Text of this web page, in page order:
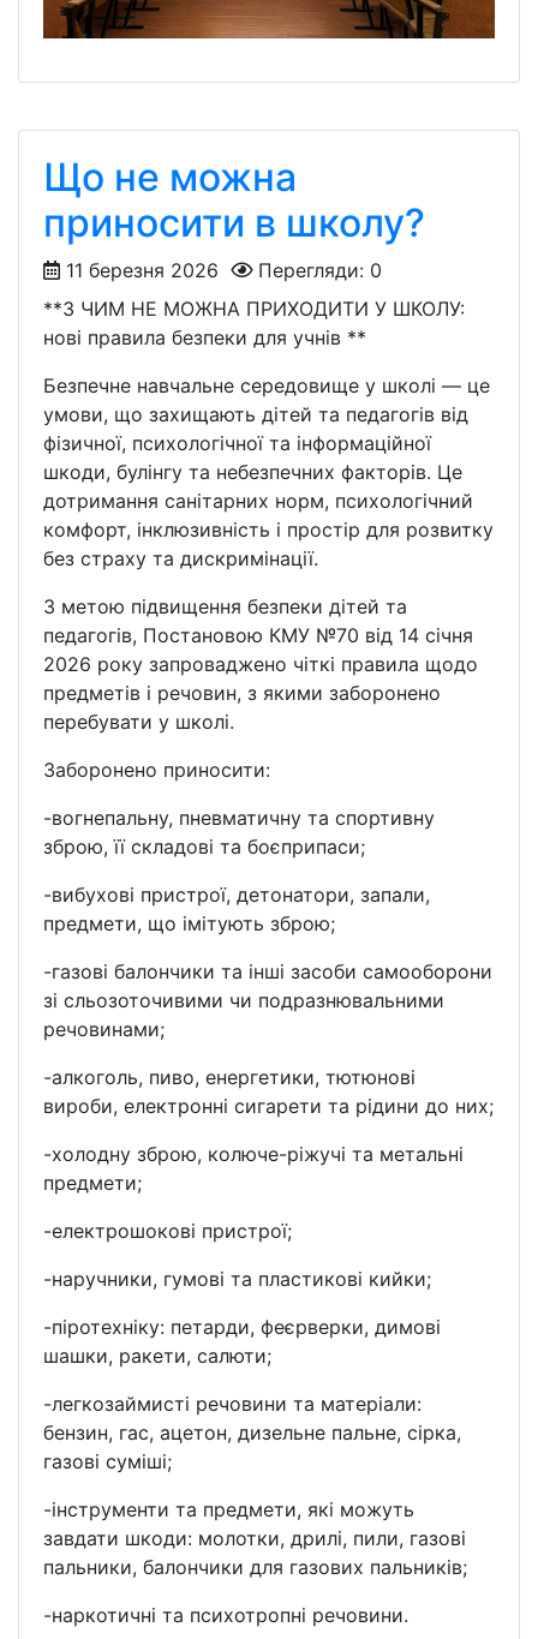
Що не можна
приносити в школу?
11 березня 2026
Перегляди: 0
**З ЧИМ НЕ МОЖНА ПРИХОДИТИ У ШКОЛУ:
нові правила безпеки для учнів **
Безпечне навчальне середовище у школі — це
умови, що захищають дітей та педагогів від
фізичної, психологічної та інформаційної
шкоди, булінгу та небезпечних факторів. Це
дотримання санітарних норм, психологічний
комфорт, інклюзивність і простір для розвитку
без страху та дискримінації.
З метою підвищення безпеки дітей та
педагогів, Постановою КМУ №70 від 14 січня
2026 року запроваджено чіткі правила щодо
предметів і речовин, з якими заборонено
перебувати у школі.
Заборонено приносити:
-вогнепальну, пневматичну та спортивну
зброю, її складові та боєприпаси;
-вибухові пристрої, детонатори, запали,
предмети, що імітують зброю;
-газові балончики та інші засоби самооборони
зі сльозоточивими чи подразнювальними
речовинами;
-алкоголь, пиво, енергетики, тютюнові
вироби, електронні сигарети та рідини до них;
-холодну зброю, колюче-ріжучі та метальні
предмети;
-електрошокові пристрої;
-наручники, гумові та пластикові кийки;
-піротехніку: петарди, феєрверки, димові
шашки, ракети, салюти;
-легкозаймисті речовини та матеріали:
бензин, гас, ацетон, дизельне пальне, сірка,
газові суміші;
-інструменти та предмети, які можуть
завдати шкоди: молотки, дрилі, пили, газові
пальники, балончики для газових пальників;
-наркотичні та психотропні речовини.